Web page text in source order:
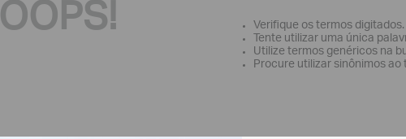
OOPS!
Verifique os termos digitados.
Tente utilizar uma única
Utilize termos genéricos na
Procure utilizar sinônimos ao